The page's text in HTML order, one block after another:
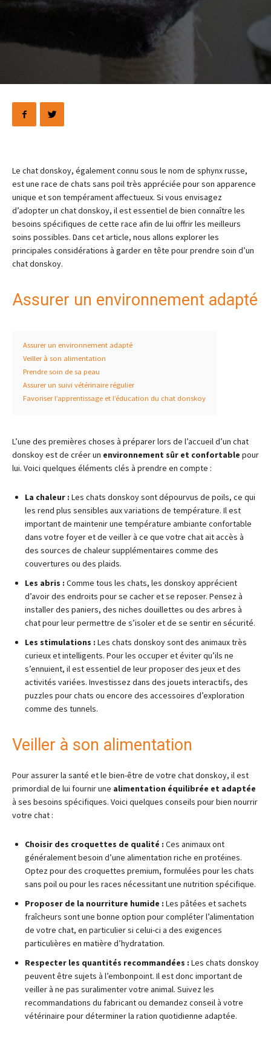
Le chat donskoy, également connu sous le nom de sphynx russe,
est une race de chats sans poil très appréciée pour son apparence
unique et son tempérament affectueux. Si vous envisagez
d’adopter un chat donskoy, il est essentiel de bien connaître les
besoins spécifiques de cette race afin de lui offrir les meilleurs
soins possibles. Dans cet article, nous allons explorer les
principales considérations à garder en tête pour prendre soin d’un
chat donskoy.
Assurer un environnement adapté
Assurer un environnement adapté
Veiller à son alimentation
Prendre soin de sa peau
Assurer un suivi vétérinaire régulier
Favoriser l’apprentissage et l’éducation du chat donskoy
L’une des premières choses à préparer lors de l’accueil d’un chat
donskoy est de créer un environnement sûr et confortable pour
lui. Voici quelques éléments clés à prendre en compte :
La chaleur : Les chats donskoy sont dépourvus de poils, ce qui
les rend plus sensibles aux variations de température. Il est
important de maintenir une température ambiante confortable
dans votre foyer et de veiller à ce que votre chat ait accès à
des sources de chaleur supplémentaires comme des
couvertures ou des plaids.
Les abris : Comme tous les chats, les donskoy apprécient
d’avoir des endroits pour se cacher et se reposer. Pensez à
installer des paniers, des niches douillettes ou des arbres à
chat pour leur permettre de s’isoler et de se sentir en sécurité.
Les stimulations : Les chats donskoy sont des animaux très
curieux et intelligents. Pour les occuper et éviter qu’ils ne
s’ennuient, il est essentiel de leur proposer des jeux et des
activités variées. Investissez dans des jouets interactifs, des
puzzles pour chats ou encore des accessoires d’exploration
comme des tunnels.
Veiller à son alimentation
Pour assurer la santé et le bien-être de votre chat donskoy, il est
primordial de lui fournir une alimentation équilibrée et adaptée
à ses besoins spécifiques. Voici quelques conseils pour bien nourrir
votre chat :
Choisir des croquettes de qualité : Ces animaux ont
généralement besoin d’une alimentation riche en protéines.
Optez pour des croquettes premium, formulées pour les chats
sans poil ou pour les races nécessitant une nutrition spécifique.
Proposer de la nourriture humide : Les pâtées et sachets
fraîcheurs sont une bonne option pour compléter l’alimentation
de votre chat, en particulier si celui-ci a des exigences
particulières en matière d’hydratation.
Respecter les quantités recommandées : Les chats donskoy
peuvent être sujets à l’embonpoint. Il est donc important de
veiller à ne pas suralimenter votre animal. Suivez les
recommandations du fabricant ou demandez conseil à votre
vétérinaire pour déterminer la ration quotidienne adaptée.